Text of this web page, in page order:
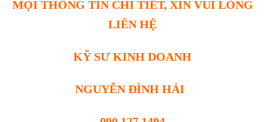
MỌI THÔNG TIN CHI TIẾT, XIN VUI LÒNG
LIÊN HỆ
KỸ SƯ KINH DOANH
NGUYỄN ĐÌNH HẢI